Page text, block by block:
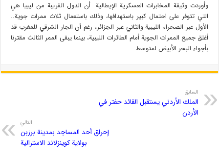
وأوردت وثيقة المخابرات العسكرية الإيطالية أن الدول القريبة من ليبيا هي
التي تتوفر على احتمال كبير باستهدافها، وذلك باستعمال ثلاث ممرات جوية..
الأول عبر الصحراء الليبية والثاني عبر الجزائر، رغم أن الجار الشرقي للمغرب قد
أغلق جميع الممرات الجوية أمام الطائرات الليبية، بينما يبقى الممر الثالث مقترنا
بأجواء البحر الأبيض لمتوسط.
السابق
الملك الأردني يستقبل القائد حفتر في
الأردن
التالي
إحراق أحد المساجد بمدينة برزبن
بولاية كوينزلاند الاسترالية